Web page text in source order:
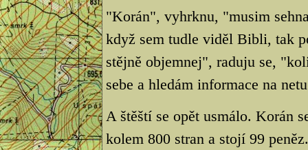
"Korán", vyhrknu, "musim
když sem tudle viděl Bibli, tak
stějně objemnej", raduju se,
sebe a hledám informace na
A štěští se opět usmálo. Korán
kolem 800 stran a stojí 99 peněz.